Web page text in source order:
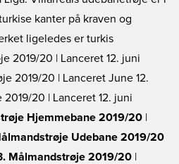
kanter på kraven og
ligeledes er turkis
2019/20 | Lanceret 12. juni
2019/20 | Lanceret June 12.
2019/20 | Lanceret 12. juni
Hjemmebane 2019/20
Udebane 2019/20
Målmandstrøje 2019/20